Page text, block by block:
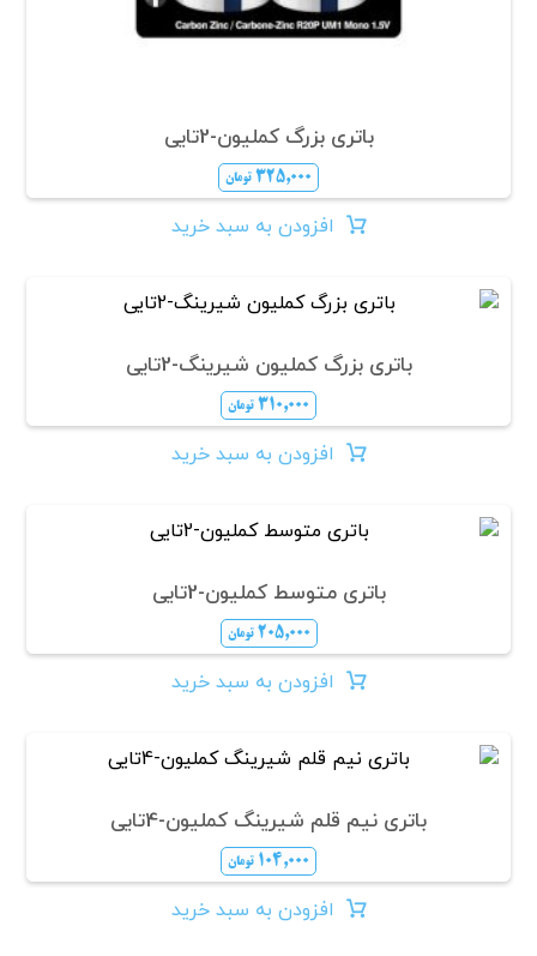
باتری بزرگ کملیون-2تایی
۳۲۵,۰۰۰ تومان
افزودن به سبد خرید
باتری بزرگ کملیون شیرینگ-2تایی
۳۱۰,۰۰۰ تومان
افزودن به سبد خرید
باتری متوسط کملیون-2تایی
۲۰۵,۰۰۰ تومان
افزودن به سبد خرید
باتری نیم قلم شیرینگ کملیون-4تایی
۱۰۴,۰۰۰ تومان
افزودن به سبد خرید